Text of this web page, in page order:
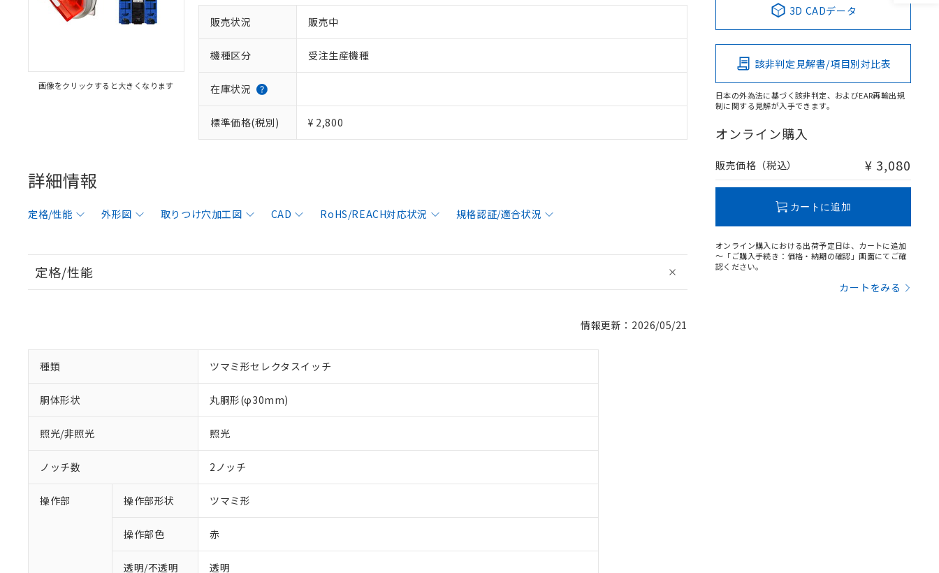
画像をクリックすると大きくなります
販売状況 販売中
機種区分 受注生産機種
在庫状況
標準価格(税別) ¥ 2,800
詳細情報
定格/性能 外形図 取りつけ穴加工図 CAD RoHS/REACH対応状況 規格認証/適合状況
定格/性能
情報更新：2026/05/21
種類 ツマミ形セレクタスイッチ
胴体形状 丸胴形(φ30mm)
照光/非照光 照光
ノッチ数 2ノッチ
操作部 操作部形状 ツマミ形
操作部色 赤
透明/不透明 透明
3D CADデータ
該非判定見解書/項目別対比表
日本の外為法に基づく該非判定、およびEAR再輸出規
制に関する見解が入手できます。
オンライン購入
販売価格（税込） ¥ 3,080
カートに追加
オンライン購入における出荷予定日は、カートに追加
～「ご購入手続き：価格・納期の確認」画面にてご確
認ください。
カートをみる